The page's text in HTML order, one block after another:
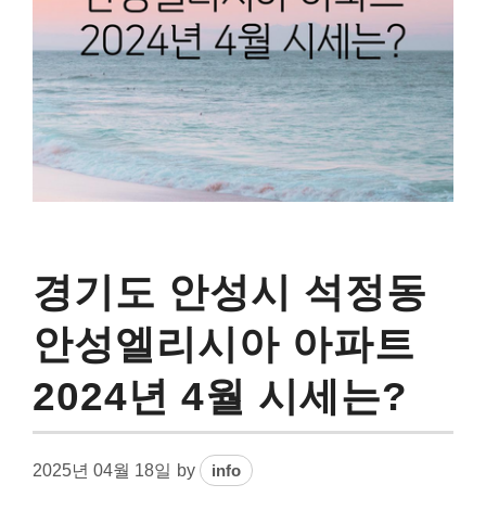
경기도 안성시 석정동
안성엘리시아 아파트
2024년 4월 시세는?
2025년 04월 18일 by info